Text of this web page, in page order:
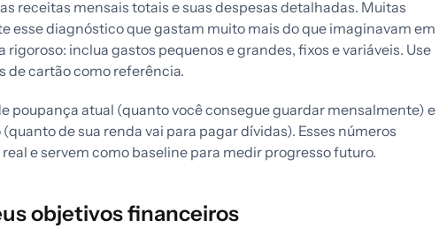
receitas mensais totais e suas despesas detalhadas. Muitas
esse diagnóstico que gastam muito mais do que imaginavam em
inclua gastos pequenos e grandes, fixos e variáveis. Use
de cartão como referência.
poupança atual (quanto você consegue guardar mensalmente) e
de sua renda vai para pagar dívidas). Esses números
e servem como baseline para medir progresso futuro.
objetivos financeiros